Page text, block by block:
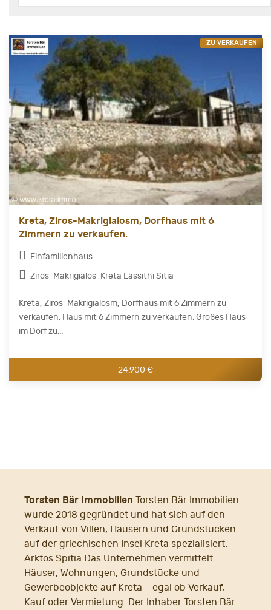
Kreta, Ziros-Makrigialosm, Dorfhaus mit 6
Zimmern zu verkaufen.
Einfamilienhaus
Ziros-Makrigialos-Kreta Lassithi Sitia
Kreta, Ziros-Makrigialosm, Dorfhaus mit 6 Zimmern zu
verkaufen. Haus mit 6 Zimmern zu verkaufen. Großes Haus
im Dorf zu...
24.900 €
ZU VERKAUFEN
Torsten Bär Immobilien Torsten Bär Immobilien
wurde 2018 gegründet und hat sich auf den
Verkauf von Villen, Häusern und Grundstücken
auf der griechischen Insel Kreta spezialisiert.
Arktos Spitia Das Unternehmen vermittelt
Häuser, Wohnungen, Grundstücke und
Gewerbeobjekte auf Kreta – egal ob Verkauf,
Kauf oder Vermietung. Der Inhaber Torsten Bär